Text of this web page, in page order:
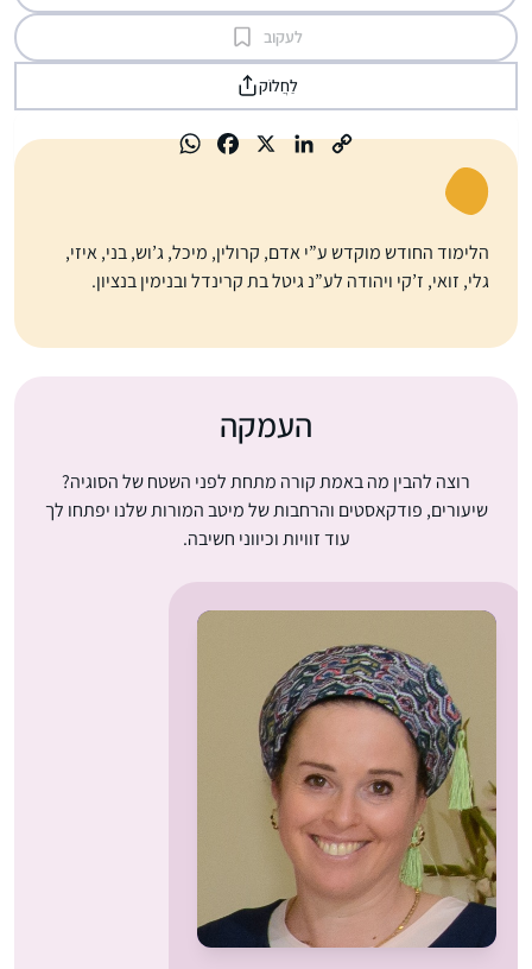
לעקוב
לַחֲלוֹק
הלימוד החודש מוקדש ע”י אדם, קרולין, מיכל, ג’וש, בני, איזי,
גלי, זואי, ז’קי ויהודה לע”נ גיטל בת קרינדל ובנימין בנציון.
העמקה
רוצה להבין מה באמת קורה מתחת לפני השטח של הסוגיה?
שיעורים, פודקאסטים והרחבות של מיטב המורות שלנו יפתחו לך
עוד זוויות וכיווני חשיבה.